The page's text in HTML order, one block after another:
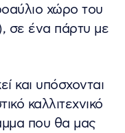
χώρο του
σε ένα πάρτυ με
και υπόσχονται
καλλιτεχνικό
που θα μας